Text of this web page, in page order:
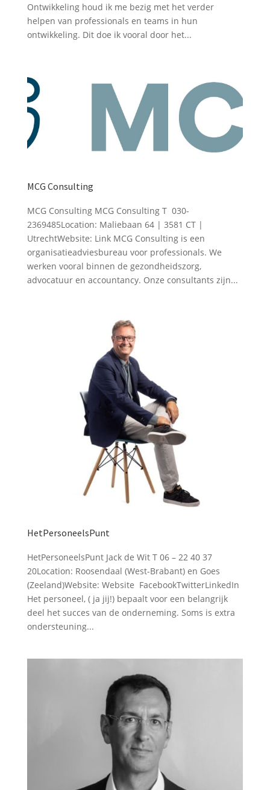
Ontwikkeling houd ik me bezig met het verder
helpen van professionals en teams in hun
ontwikkeling. Dit doe ik vooral door het...
MCG Consulting
MCG Consulting MCG Consulting T 030-
2369485Location: Maliebaan 64 | 3581 CT |
UtrechtWebsite: Link MCG Consulting is een
organisatieadviesbureau voor professionals. We
werken vooral binnen de gezondheidszorg,
advocatuur en accountancy. Onze consultants zijn...
HetPersoneelsPunt
HetPersoneelsPunt Jack de Wit T 06 – 22 40 37
20Location: Roosendaal (West-Brabant) en Goes
(Zeeland)Website: Website FacebookTwitterLinkedIn
Het personeel, ( ja jij!) bepaalt voor een belangrijk
deel het succes van de onderneming. Soms is extra
ondersteuning...